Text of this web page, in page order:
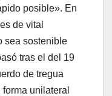
posible». En
de vital
sea sostenible
tras el del 19
de tregua
unilateral